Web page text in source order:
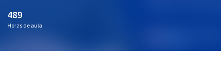
Conteúdo gratuito
Aprovados
489
Horas de aula